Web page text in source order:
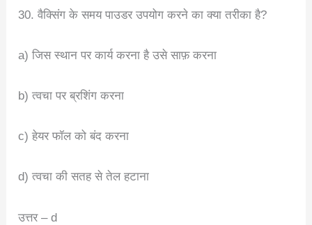
30. वैक्सिंग के समय पाउडर उपयोग करने का क्या तरीका है?
a) जिस स्थान पर कार्य करना है उसे साफ़ करना
b) त्वचा पर ब्रशिंग करना
c) हेयर फॉल को बंद करना
d) त्वचा की सतह से तेल हटाना
उत्तर – d